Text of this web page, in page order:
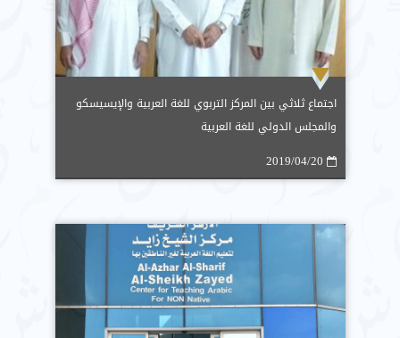
اجتماع ثلاثي بين المركز التربوي للغة العربية والإيسيسكو
والمجلس الدولي للغة العربية
2019/04/20